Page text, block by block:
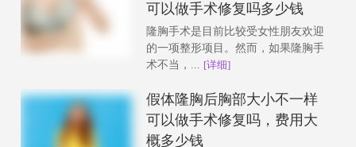
可以做手术修复吗多少钱
隆胸手术是目前比较受女性朋友欢迎
的一项整形项目。然而，如果隆胸手
术不当，... [详细]
假体隆胸后胸部大小不一样
可以做手术修复吗，费用大
概多少钱